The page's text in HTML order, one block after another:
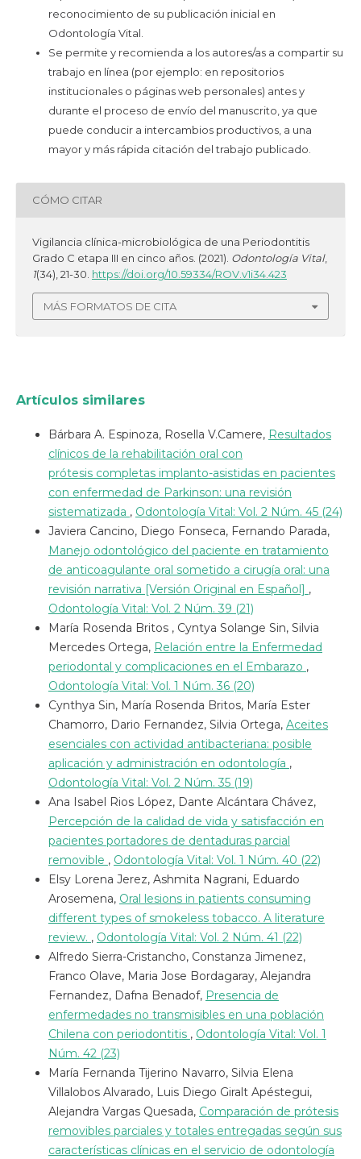
reconocimiento de su publicación inicial en
Odontología Vital.
Se permite y recomienda a los autores/as a compartir su
trabajo en línea (por ejemplo: en repositorios
institucionales o páginas web personales) antes y
durante el proceso de envío del manuscrito, ya que
puede conducir a intercambios productivos, a una
mayor y más rápida citación del trabajo publicado.
CÓMO CITAR
Vigilancia clínica-microbiológica de una Periodontitis
Grado C etapa III en cinco años. (2021). Odontología Vital,
1(34), 21-30. https://doi.org/10.59334/ROV.v1i34.423
MÁS FORMATOS DE CITA
Artículos similares
Bárbara A. Espinoza, Rosella V.Camere, Resultados
clínicos de la rehabilitación oral con
prótesis completas implanto-asistidas en pacientes
con enfermedad de Parkinson: una revisión
sistematizada , Odontología Vital: Vol. 2 Núm. 45 (24)
Javiera Cancino, Diego Fonseca, Fernando Parada,
Manejo odontológico del paciente en tratamiento
de anticoagulante oral sometido a cirugía oral: una
revisión narrativa [Versión Original en Español] ,
Odontología Vital: Vol. 2 Núm. 39 (21)
María Rosenda Britos , Cyntya Solange Sin, Silvia
Mercedes Ortega, Relación entre la Enfermedad
periodontal y complicaciones en el Embarazo ,
Odontología Vital: Vol. 1 Núm. 36 (20)
Cynthya Sin, María Rosenda Britos, María Ester
Chamorro, Dario Fernandez, Silvia Ortega, Aceites
esenciales con actividad antibacteriana: posible
aplicación y administración en odontología ,
Odontología Vital: Vol. 2 Núm. 35 (19)
Ana Isabel Rios López, Dante Alcántara Chávez,
Percepción de la calidad de vida y satisfacción en
pacientes portadores de dentaduras parcial
removible , Odontología Vital: Vol. 1 Núm. 40 (22)
Elsy Lorena Jerez, Ashmita Nagrani, Eduardo
Arosemena, Oral lesions in patients consuming
different types of smokeless tobacco. A literature
review. , Odontología Vital: Vol. 2 Núm. 41 (22)
Alfredo Sierra-Cristancho, Constanza Jimenez,
Franco Olave, Maria Jose Bordagaray, Alejandra
Fernandez, Dafna Benadof, Presencia de
enfermedades no transmisibles en una población
Chilena con periodontitis , Odontología Vital: Vol. 1
Núm. 42 (23)
María Fernanda Tijerino Navarro, Silvia Elena
Villalobos Alvarado, Luis Diego Giralt Apéstegui,
Alejandra Vargas Quesada, Comparación de prótesis
removibles parciales y totales entregadas según sus
características clínicas en el servicio de odontología